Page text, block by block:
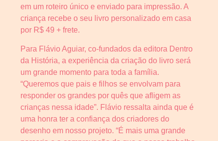
em um roteiro único e enviado para impressão. A
criança recebe o seu livro personalizado em casa
por R$ 49 + frete.
Para Flávio Aguiar, co-fundados da editora Dentro
da História, a experiência da criação do livro será
um grande momento para toda a família.
“Queremos que pais e filhos se envolvam para
responder os grandes por quês que afligem as
crianças nessa idade”. Flávio ressalta ainda que é
uma honra ter a confiança dos criadores do
desenho em nosso projeto. “É mais uma grande